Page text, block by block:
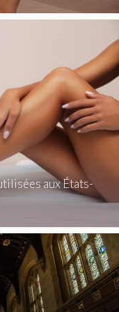
aux États-